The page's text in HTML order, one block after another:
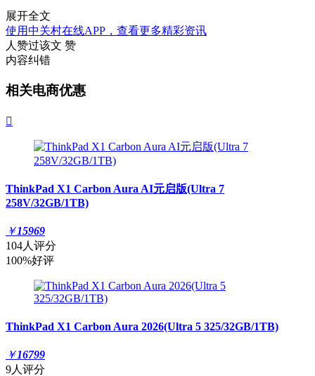
展开全文
使用中关村在线APP，查看更多精彩资讯
人赞过该文 赞
内容纠错
相关电商优惠

ThinkPad X1 Carbon Aura AI元启版(Ultra 7
258V/32GB/1TB)
￥15969
104人评分
100%好评
ThinkPad X1 Carbon Aura 2026(Ultra 5 325/32GB/1TB)
￥16799
9人评分